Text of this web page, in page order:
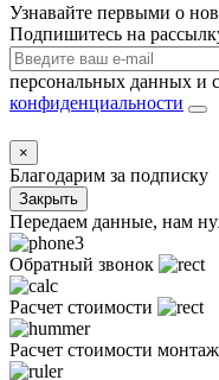
Узнавайте первыми о
Подпишитесь на
персональных данных и
конфиденциальности
×
Благодарим за подписку
Закрыть
Передаем данные, нам
Обратный звонок
Расчет стоимости
Расчет стоимости